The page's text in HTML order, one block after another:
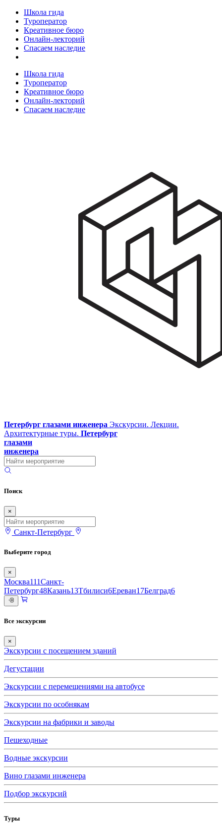
Школа гида
Туроператор
Креативное бюро
Онлайн-лекторий
Спасаем наследие
Школа гида
Туроператор
Креативное бюро
Онлайн-лекторий
Спасаем наследие
Петербург глазами инженера Экскурсии. Лекции.
Архитектурные туры. Петербург
глазами
инженера
Поиск
×
Санкт-Петербург
Выберите город
×
Москва111Санкт-
Петербург48Казань13Тбилиси6Ереван17Белград6
Все экскурсии
×
Экскурсии с посещением зданий
Дегустации
Экскурсии с перемещениями на автобусе
Экскурсии по особнякам
Экскурсии на фабрики и заводы
Пешеходные
Водные экскурсии
Вино глазами инженера
Подбор экскурсий
Туры